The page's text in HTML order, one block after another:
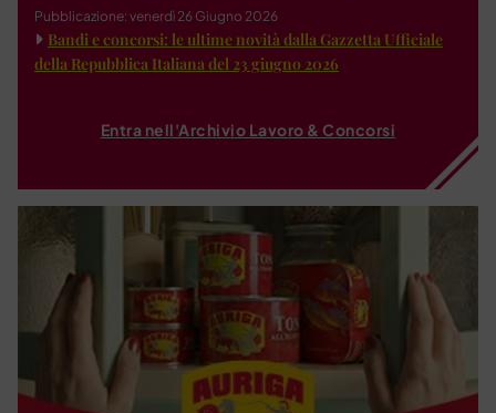
Pubblicazione: venerdì 26 Giugno 2026
Bandi e concorsi: le ultime novità dalla Gazzetta Ufficiale
della Repubblica Italiana del 23 giugno 2026
Entra nell'Archivio Lavoro & Concorsi